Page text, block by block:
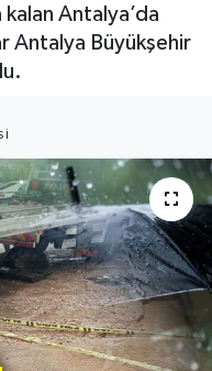
kalan Antalya’da
Antalya Büyükşehir